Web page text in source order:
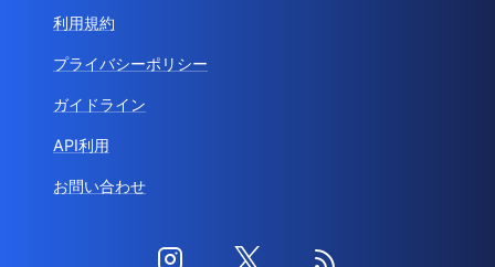
利用規約
プライバシーポリシー
ガイドライン
API利用
お問い合わせ